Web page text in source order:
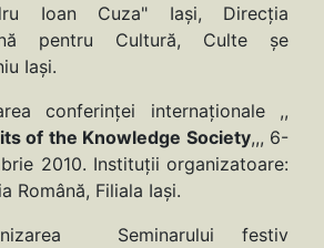
Ioan Cuza" Iaşi, Direcţia
pentru Cultură, Culte şe
Iaşi.
conferinţei internaţionale ,,
of the Knowledge Society,,, 6-
2010. Instituţii organizatoare:
Română, Filiala Iaşi.
Seminarului festiv